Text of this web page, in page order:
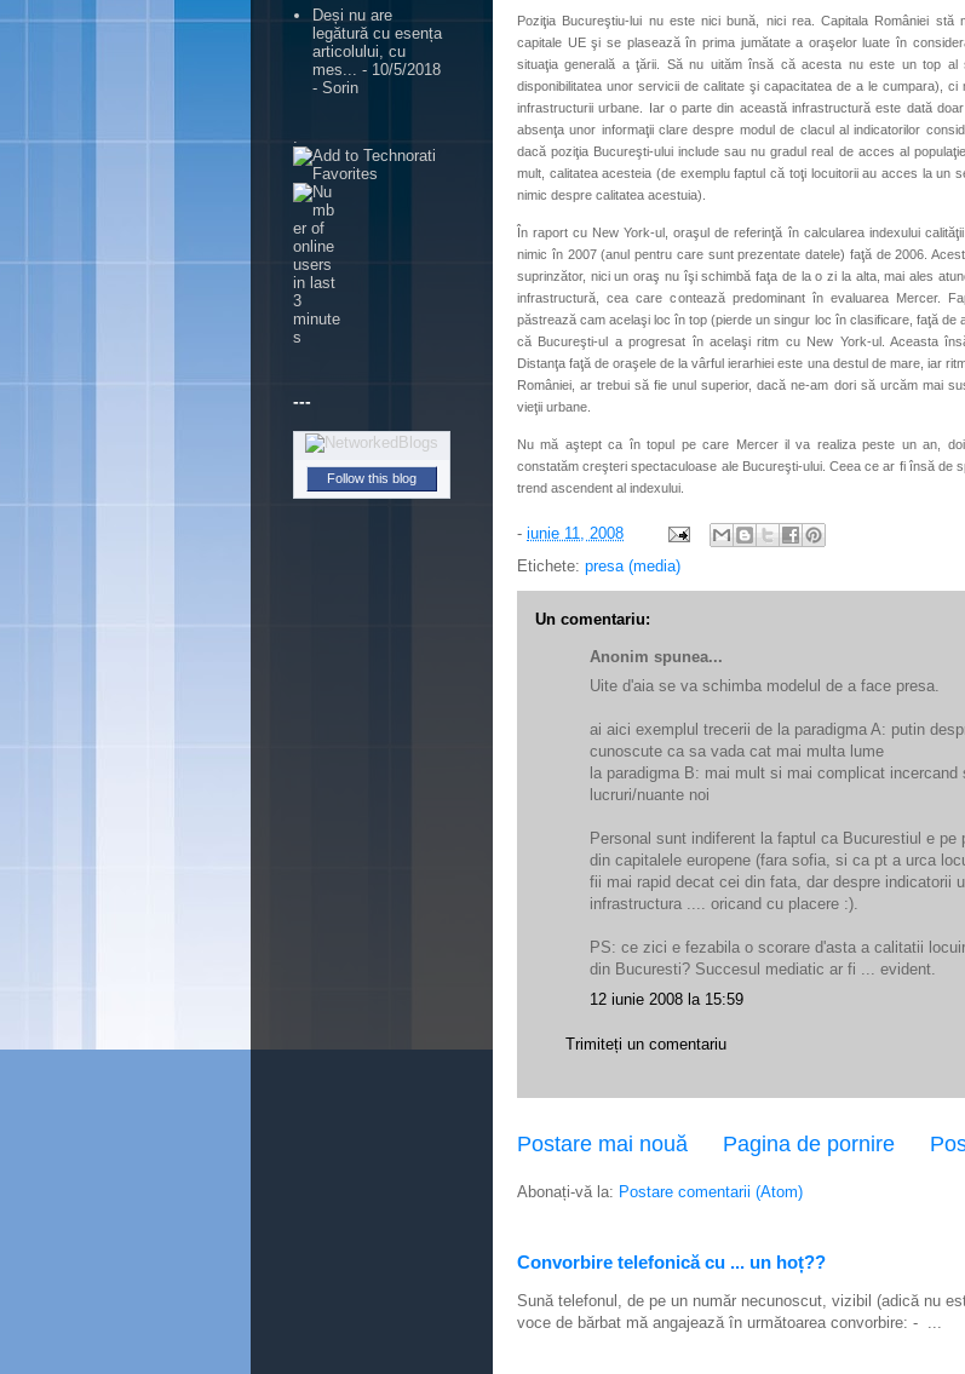
Poziţia Bucureştiu-lui nu este nici bună, nici rea. Capitala României stă
capitale UE şi se plasează în prima jumătate a oraşelor luate în
situaţia generală a ţării. Să nu uităm însă că acesta nu este un top al
disponibilitatea unor servicii de calitate şi capacitatea de a le cumpara), ci
infrastructurii urbane. Iar o parte din această infrastructură este dată
absenţa unor informaţii clare despre modul de clacul al indicatorilor
dacă poziţia Bucureşti-ului include sau nu gradul real de acces al
mult, calitatea acesteia (de exemplu faptul că toţi locuitorii au acces la un
nimic despre calitatea acestuia).
În raport cu New York-ul, oraşul de referinţă în calcularea indexului
nimic în 2007 (anul pentru care sunt prezentate datele) faţă de 2006.
suprinzător, nici un oraş nu îşi schimbă faţa de la o zi la alta, mai ales
infrastructură, cea care contează predominant în evaluarea Mercer.
păstrează cam acelaşi loc în top (pierde un singur loc în clasificare, faţă de
că Bucureşti-ul a progresat în acelaşi ritm cu New York-ul. Aceasta
Distanţa faţă de oraşele de la vârful ierarhiei este una destul de mare, iar
României, ar trebui să fie unul superior, dacă ne-am dori să urcăm mai
vieţii urbane.
Nu mă aştept ca în topul pe care Mercer il va realiza peste un an,
constatăm creşteri spectaculoase ale Bucureşti-ului. Ceea ce ar fi însă de
trend ascendent al indexului.
- iunie 11, 2008
Etichete: presa (media)
Un comentariu:
Anonim spunea...
Uite d'aia se va schimba modelul de a face presa.
ai aici exemplul trecerii de la paradigma A: putin
cunoscute ca sa vada cat mai multa lume
la paradigma B: mai mult si mai complicat incercand
lucruri/nuante noi
Personal sunt indiferent la faptul ca Bucurestiul e pe
din capitalele europene (fara sofia, si ca pt a urca
fii mai rapid decat cei din fata, dar despre indicatorii
infrastructura .... oricand cu placere :).
PS: ce zici e fezabila o scorare d'asta a calitatii
din Bucuresti? Succesul mediatic ar fi ... evident.
12 iunie 2008 la 15:59
Trimiteți un comentariu
Postare mai nouă Pagina de pornire
Abonați-vă la: Postare comentarii (Atom)
Convorbire telefonică cu ... un hoț??
Sună telefonul, de pe un număr necunoscut, vizibil (adică nu
voce de bărbat mă angajează în următoarea convorbire: - ...
Deși nu are
legătură cu esența
articolului, cu
mes... - 10/5/2018
- Sorin
---
Follow this blog